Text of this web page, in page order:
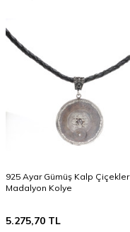
925 Ayar Gümüş Kalp Çiçekler
Madalyon Kolye
5.275,70 TL